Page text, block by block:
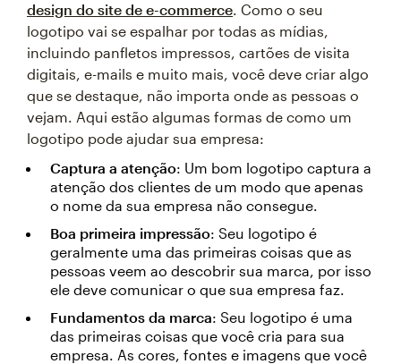
design do site de e-commerce. Como o seu
logotipo vai se espalhar por todas as mídias,
incluindo panfletos impressos, cartões de visita
digitais, e-mails e muito mais, você deve criar algo
que se destaque, não importa onde as pessoas o
vejam. Aqui estão algumas formas de como um
logotipo pode ajudar sua empresa:
Captura a atenção: Um bom logotipo captura a
atenção dos clientes de um modo que apenas
o nome da sua empresa não consegue.
Boa primeira impressão: Seu logotipo é
geralmente uma das primeiras coisas que as
pessoas veem ao descobrir sua marca, por isso
ele deve comunicar o que sua empresa faz.
Fundamentos da marca: Seu logotipo é uma
das primeiras coisas que você cria para sua
empresa. As cores, fontes e imagens que você